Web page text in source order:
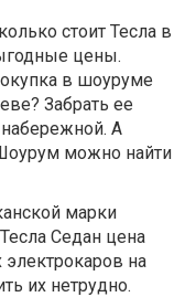
стоит Тесла в
цены.
в шоуруме
Забрать ее
А
можно найти
марки
Седан цена
на
их нетрудно.